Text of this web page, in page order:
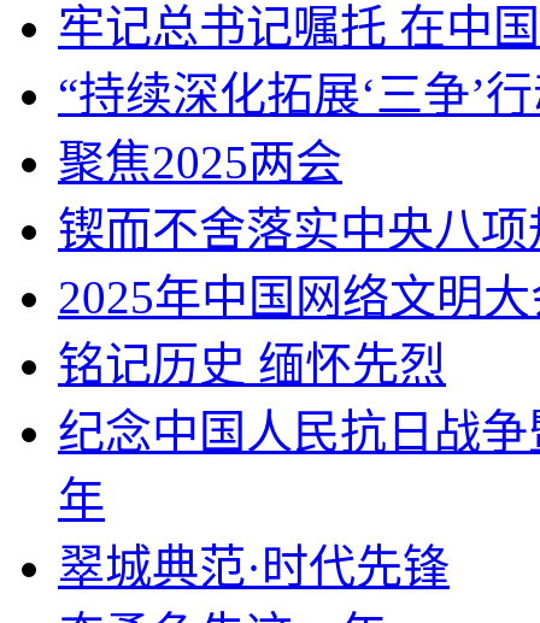
牢记总书记嘱托 在中
“持续深化拓展‘三争’
聚焦2025两会
锲而不舍落实中央八
2025年中国网络文明
铭记历史 缅怀先烈
纪念中国人民抗日战
年
翠城典范·时代先锋